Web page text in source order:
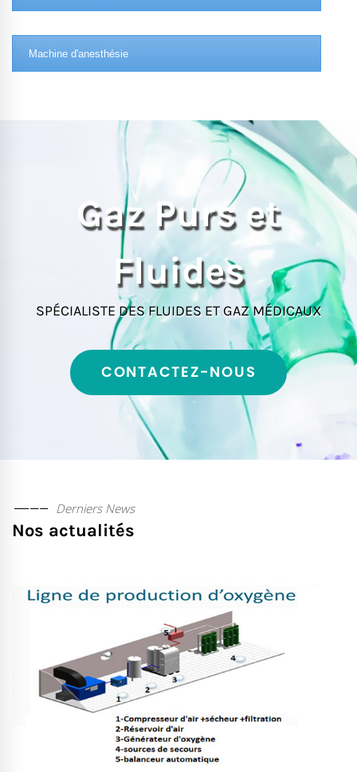
Machine d'anesthésie
Gaz Purs et
Fluides
SPÉCIALISTE DES FLUIDES ET GAZ MÉDICAUX
CONTACTEZ-NOUS
Derniers News
Nos actualités